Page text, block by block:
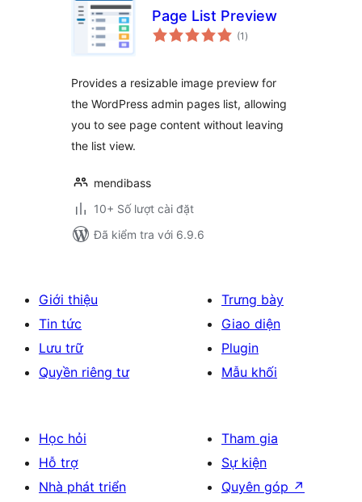
Page List Preview
(1 tổng
đánh
)
Provides a resizable image preview for
the WordPress admin pages list, allowing
you to see page content without leaving
the list view.
mendibass
10+ Số lượt cài đặt
Đã kiểm tra với 6.9.6
Giới thiệu
Tin tức
Lưu trữ
Quyền riêng tư
Trưng bày
Giao diện
Plugin
Mẫu khối
Học hỏi
Hỗ trợ
Nhà phát triển
Tham gia
Sự kiện
Quyên góp ↗